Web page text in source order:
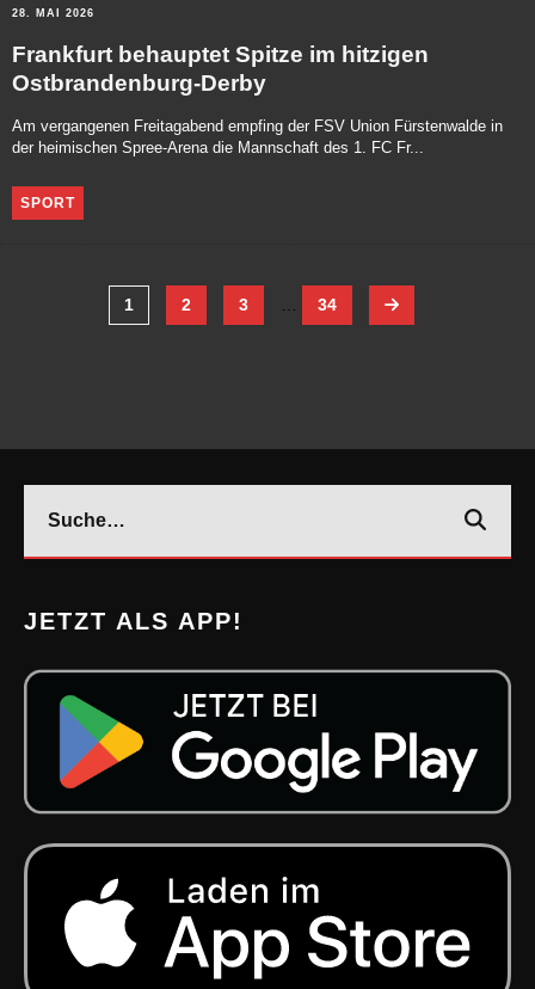
28. MAI 2026
Frankfurt behauptet Spitze im hitzigen
Ostbrandenburg-Derby
Am vergangenen Freitagabend empfing der FSV Union Fürstenwalde in
der heimischen Spree-Arena die Mannschaft des 1. FC Fr...
SPORT
1 2 3 34
JETZT ALS APP!